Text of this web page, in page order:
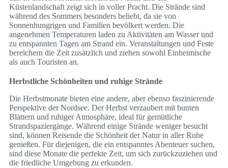
Küstenlandschaft zeigt sich in voller Pracht. Die Strände sind
während des Sommers besonders beliebt, da sie von
Sonnenhungrigen und Familien bevölkert werden. Die
angenehmen Temperaturen laden zu Aktivitäten am Wasser und
zu entspannten Tagen am Strand ein. Veranstaltungen und Feste
bereichern die Zeit zusätzlich und ziehen sowohl Einheimische
als auch Touristen an.
Herbstliche Schönheiten und ruhige Strände
Die Herbstmonate bieten eine andere, aber ebenso faszinierende
Perspektive der Nordsee. Der Herbst verzaubert mit bunten
Blättern und ruhiger Atmosphäre, ideal für gemütliche
Strandspaziergänge. Während einige Strände weniger besucht
sind, können Reisende die Schönheit der Natur in aller Ruhe
genießen. Für diejenigen, die ein entspanntes Abenteuer suchen,
sind diese Monate die perfekte Zeit, um sich zurückzuziehen und
die friedliche Umgebung zu erkunden.